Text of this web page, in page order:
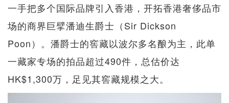
一手把多个国际品牌引入香港，开拓香港奢侈品市
场的商界巨擘潘迪生爵士（Sir Dickson
Poon）。潘爵士的窖藏以波尔多名酿为主，此单
一藏家专场的拍品超过490件，总估价达
HK$1,300万，足见其窖藏规模之大。